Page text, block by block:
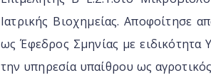
Ιατρικής Βιοχημείας. Αποφοίτησε
ως Έφεδρος Σμηνίας με ειδικότητα
την υπηρεσία υπαίθρου ως